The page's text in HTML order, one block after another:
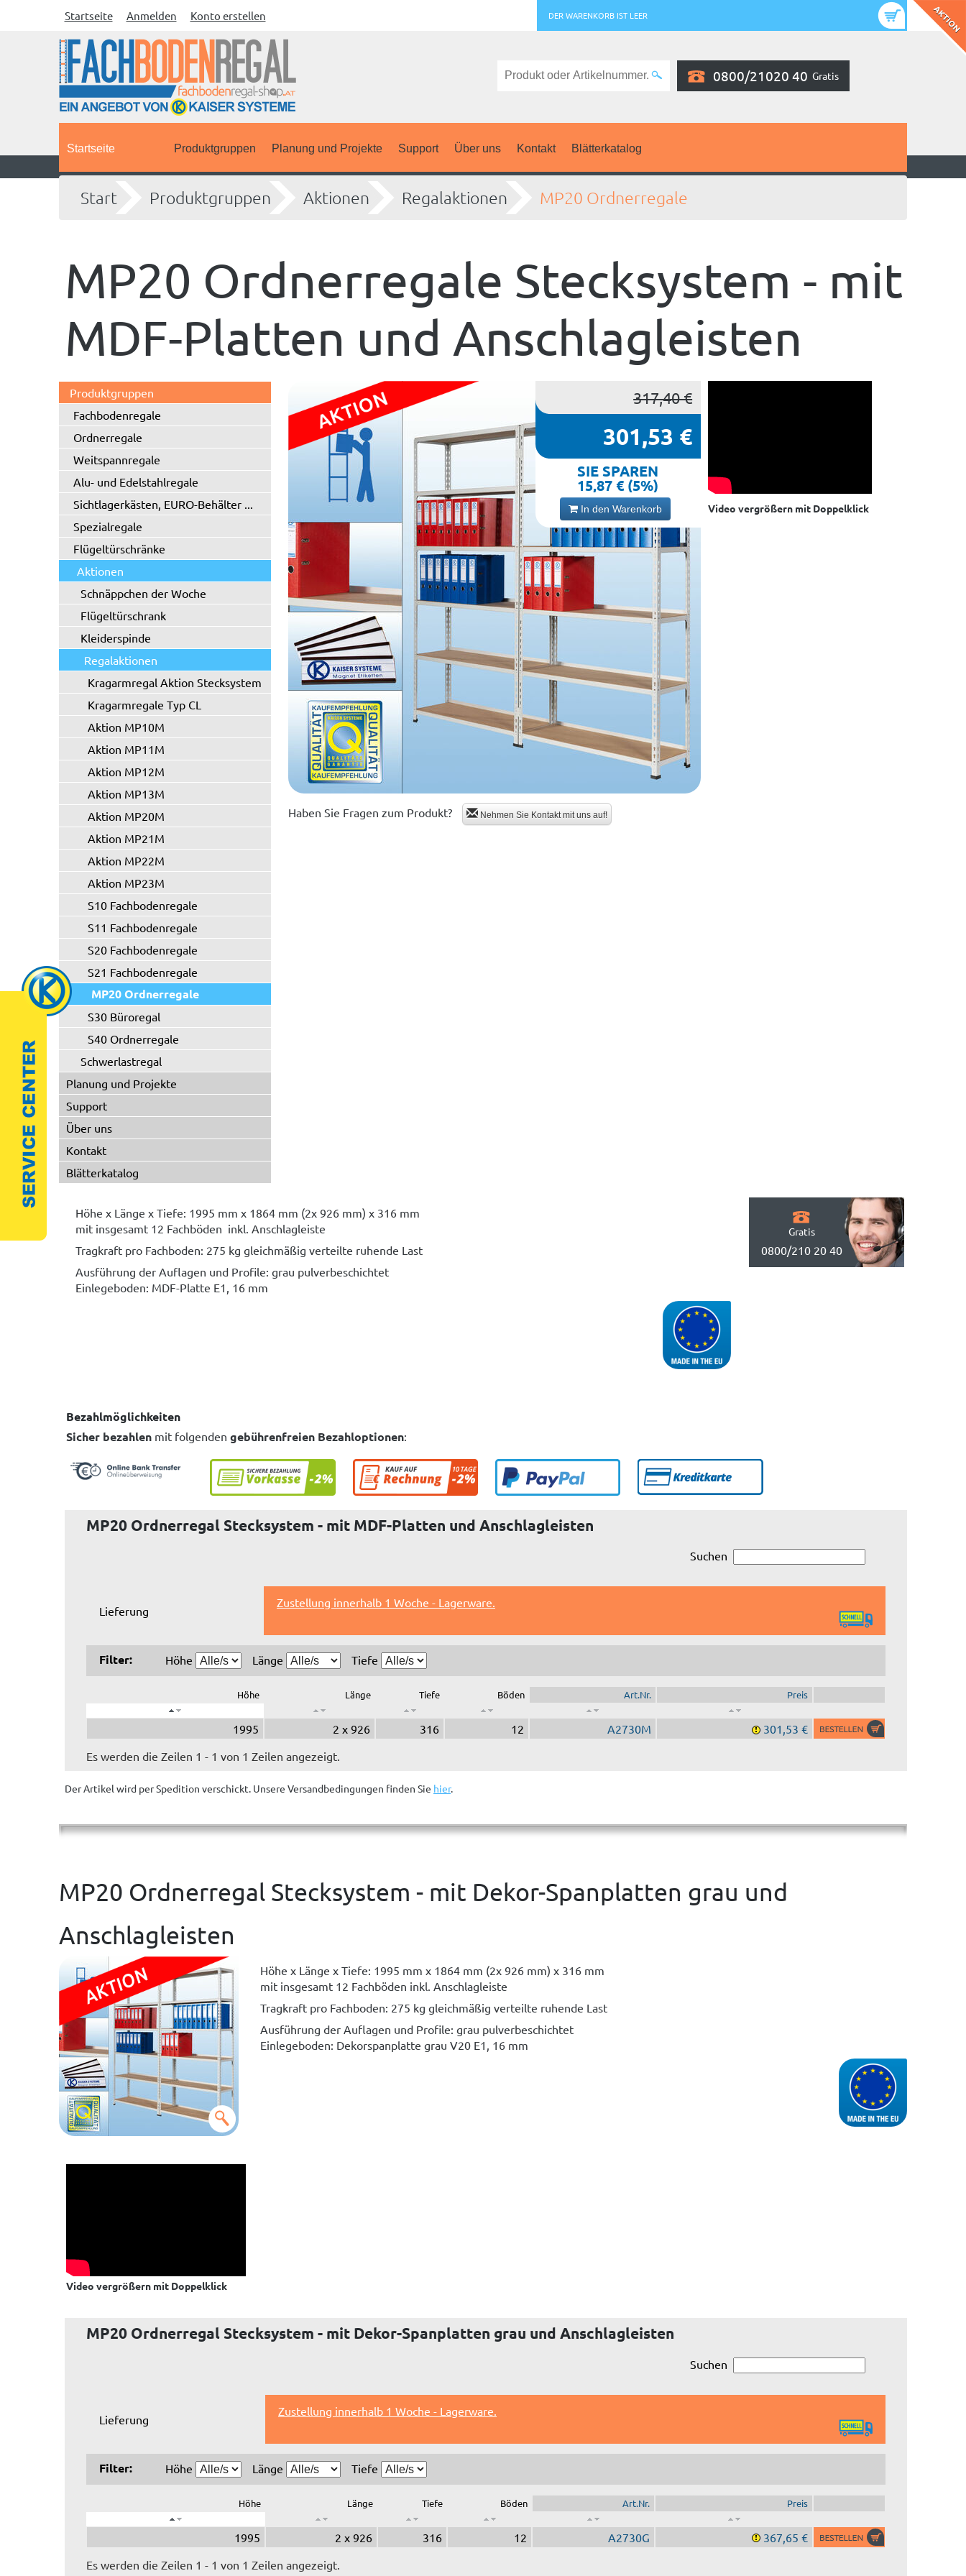
Startseite Anmelden Konto erstellen DER WARENKORB IST LEER
0800/21020 40 Gratis
Startseite Produktgruppen Planung und Projekte Support Über uns Kontakt Blätterkatalog
Start Produktgruppen Aktionen Regalaktionen MP20 Ordnerregale
MP20 Ordnerregale Stecksystem - mit
MDF-Platten und Anschlagleisten
Produktgruppen
Fachbodenregale
Ordnerregale
Weitspannregale
Alu- und Edelstahlregale
Sichtlagerkästen, EURO-Behälter ...
Spezialregale
Flügeltürschränke
Aktionen
Schnäppchen der Woche
Flügeltürschrank
Kleiderspinde
Regalaktionen
Kragarmregal Aktion Stecksystem
Kragarmregale Typ CL
Aktion MP10M
Aktion MP11M
Aktion MP12M
Aktion MP13M
Aktion MP20M
Aktion MP21M
Aktion MP22M
Aktion MP23M
S10 Fachbodenregale
S11 Fachbodenregale
S20 Fachbodenregale
S21 Fachbodenregale
MP20 Ordnerregale
S30 Büroregal
S40 Ordnerregale
Schwerlastregal
Planung und Projekte
Support
Über uns
Kontakt
Blätterkatalog
317,40 €
301,53 €
SIE SPAREN
15,87 € (5%)
In den Warenkorb
Haben Sie Fragen zum Produkt? Nehmen Sie Kontakt mit uns auf!
Video vergrößern mit Doppelklick
Höhe x Länge x Tiefe: 1995 mm x 1864 mm (2x 926 mm) x 316 mm
mit insgesamt 12 Fachböden inkl. Anschlagleiste
Tragkraft pro Fachboden: 275 kg gleichmäßig verteilte ruhende Last
Ausführung der Auflagen und Profile: grau pulverbeschichtet
Einlegeboden: MDF-Platte E1, 16 mm
Gratis
0800/210 20 40
Bezahlmöglichkeiten
Sicher bezahlen mit folgenden gebührenfreien Bezahloptionen:
MP20 Ordnerregal Stecksystem - mit MDF-Platten und Anschlagleisten
Suchen
Lieferung
Zustellung innerhalb 1 Woche - Lagerware.
Filter: Höhe Länge Tiefe
Höhe Länge Tiefe Böden Art.Nr. Preis
1995 2 x 926 316 12 A2730M
301,53 €
Es werden die Zeilen 1 - 1 von 1 Zeilen angezeigt.
Der Artikel wird per Spedition verschickt. Unsere Versandbedingungen finden Sie hier.
MP20 Ordnerregal Stecksystem - mit Dekor-Spanplatten grau und
Anschlagleisten
Video vergrößern mit Doppelklick
Höhe x Länge x Tiefe: 1995 mm x 1864 mm (2x 926 mm) x 316 mm
mit insgesamt 12 Fachböden inkl. Anschlagleiste
Tragkraft pro Fachboden: 275 kg gleichmäßig verteilte ruhende Last
Ausführung der Auflagen und Profile: grau pulverbeschichtet
Einlegeboden: Dekorspanplatte grau V20 E1, 16 mm
MP20 Ordnerregal Stecksystem - mit Dekor-Spanplatten grau und Anschlagleisten
Suchen
Lieferung
Zustellung innerhalb 1 Woche - Lagerware.
Filter: Höhe Länge Tiefe
Höhe Länge Tiefe Böden Art.Nr. Preis
1995 2 x 926 316 12 A2730G
367,65 €
Es werden die Zeilen 1 - 1 von 1 Zeilen angezeigt.